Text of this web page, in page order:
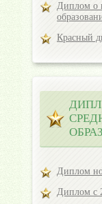
Диплом о
Красный
Диплом
Диплом с